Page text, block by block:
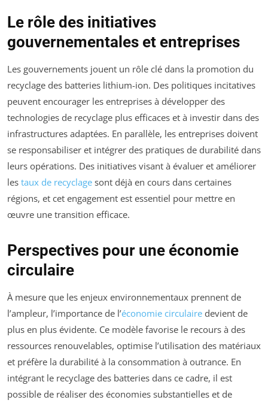
Le rôle des initiatives
gouvernementales et entreprises
Les gouvernements jouent un rôle clé dans la promotion du
recyclage des batteries lithium-ion. Des politiques incitatives
peuvent encourager les entreprises à développer des
technologies de recyclage plus efficaces et à investir dans des
infrastructures adaptées. En parallèle, les entreprises doivent
se responsabiliser et intégrer des pratiques de durabilité dans
leurs opérations. Des initiatives visant à évaluer et améliorer
les taux de recyclage sont déjà en cours dans certaines
régions, et cet engagement est essentiel pour mettre en
œuvre une transition efficace.
Perspectives pour une économie
circulaire
À mesure que les enjeux environnementaux prennent de
l’ampleur, l’importance de l’économie circulaire devient de
plus en plus évidente. Ce modèle favorise le recours à des
ressources renouvelables, optimise l’utilisation des matériaux
et préfère la durabilité à la consommation à outrance. En
intégrant le recyclage des batteries dans ce cadre, il est
possible de réaliser des économies substantielles et de